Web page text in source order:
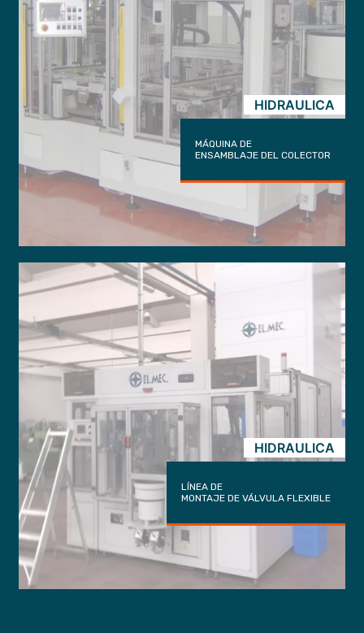
HIDRAULICA
MÁQUINA DE
ENSAMBLAJE DEL COLECTOR
HIDRAULICA
LÍNEA DE
MONTAJE DE VÁLVULA FLEXIBLE